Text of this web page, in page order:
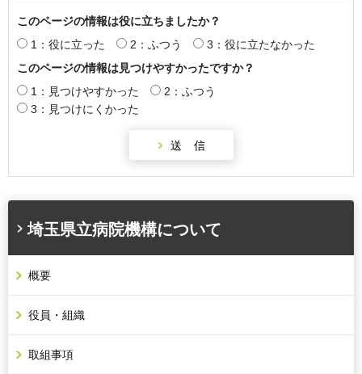
このページの情報は役に立ちましたか？
1：役に立った
2：ふつう
3：役に立たなかった
このページの情報は見つけやすかったですか？
1：見つけやすかった
2：ふつう
3：見つけにくかった
埼玉県立病院機構について
概要
役員・組織
取組事項